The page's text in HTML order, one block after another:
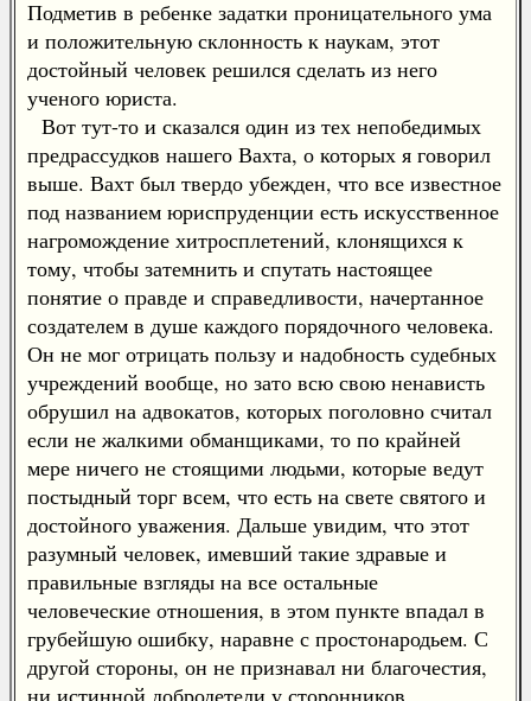
Подметив в ребенке задатки проницательного ума
и положительную склонность к наукам, этот
достойный человек решился сделать из него
ученого юриста.
Вот тут-то и сказался один из тех непобедимых
предрассудков нашего Вахта, о которых я говорил
выше. Вахт был твердо убежден, что все известное
под названием юриспруденции есть искусственное
нагромождение хитросплетений, клонящихся к
тому, чтобы затемнить и спутать настоящее
понятие о правде и справедливости, начертанное
создателем в душе каждого порядочного человека.
Он не мог отрицать пользу и надобность судебных
учреждений вообще, но зато всю свою ненависть
обрушил на адвокатов, которых поголовно считал
если не жалкими обманщиками, то по крайней
мере ничего не стоящими людьми, которые ведут
постыдный торг всем, что есть на свете святого и
достойного уважения. Дальше увидим, что этот
разумный человек, имевший такие здравые и
правильные взгляды на все остальные
человеческие отношения, в этом пункте впадал в
грубейшую ошибку, наравне с простонародьем. С
другой стороны, он не признавал ни благочестия,
ни истинной добродетели у сторонников